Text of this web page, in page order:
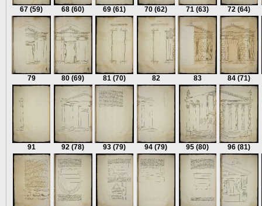
67 (59) 68 (60) 69 (61) 70 (62) 71 (63) 72 (64)
79 80 (69) 81 (70) 82 83 84 (71)
91 92 (78) 93 (79) 94 (79) 95 (80) 96 (81)